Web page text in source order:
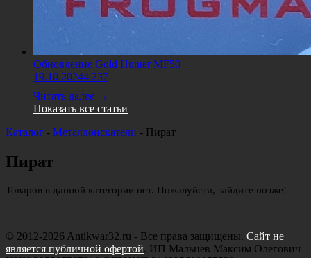
Обновление Gold Hunter MF50
19.10.20244 237
Читать далее →
Показать все статьи
Каталог - Металлоискатели - Пират
Пират
Товаров в данной категории нет. Пожалуйста, зайдите позже!
© 2012-2026 Antikwar32.ru - Все права защищены. Сайт не
является публичной офертой. ИП Мальцев Максим Олегович